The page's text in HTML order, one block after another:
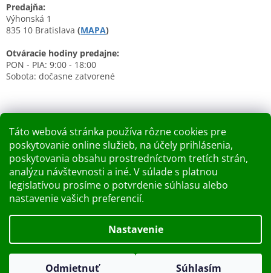
Táto webová stránka používa rôzne cookies pre
poskytovanie online služieb, na účely prihlásenia,
poskytovania obsahu prostredníctvom tretích strán,
analýzu návštevnosti a iné. V súlade s platnou
legislatívou prosíme o potvrdenie súhlasu alebo
nastavenie vašich preferencií.
Nastavenie
Odmietnuť Súhlasím
Dobry deň Chceme Vás informovať, že predajňa bude zatvorená
v piatok 7.8.2026. Ďakujeme za pochopenie S pozdravom
Predajňa:
Výhonská 1
835 10 Bratislava (MAPA)
Otváracie hodiny predajne:
PON - PIA: 9:00 - 18:00
Sobota: dočasne zatvorené
Nákupný košík
0KS / 0 €
Copyright 2026Kupelnashop.sk. Všetky práva vyhradené.
Upraviť nastavenie cookies